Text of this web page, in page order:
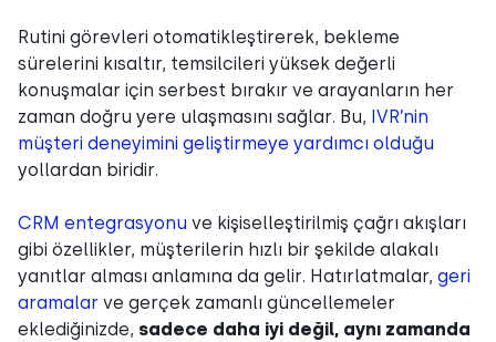
Rutini görevleri otomatikleştirerek, bekleme
sürelerini kısaltır, temsilcileri yüksek değerli
konuşmalar için serbest bırakır ve arayanların her
zaman doğru yere ulaşmasını sağlar. Bu, IVR’nin
müşteri deneyimini geliştirmeye yardımcı olduğu
yollardan biridir.
CRM entegrasyonu ve kişiselleştirilmiş çağrı akışları
gibi özellikler, müşterilerin hızlı bir şekilde alakalı
yanıtlar alması anlamına da gelir. Hatırlatmalar, geri
aramalar ve gerçek zamanlı güncellemeler
eklediğinizde, sadece daha iyi değil, aynı zamanda